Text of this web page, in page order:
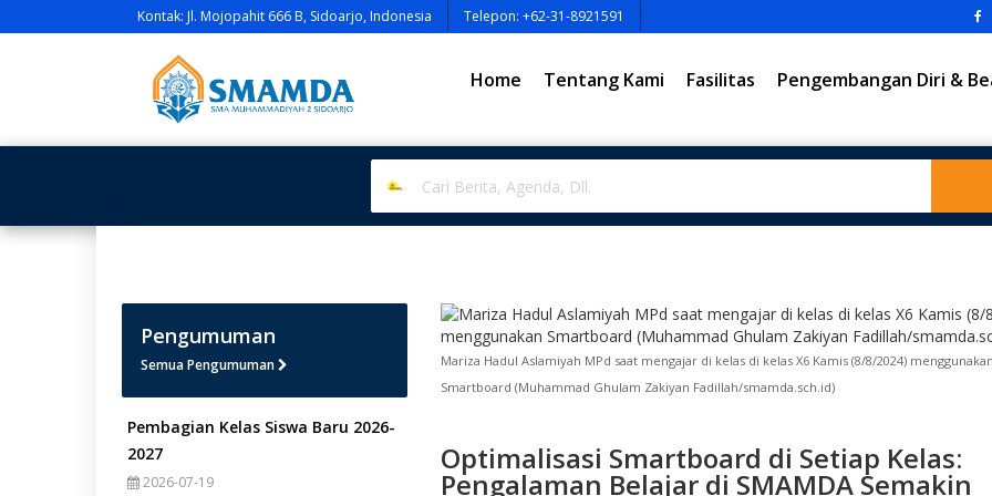
Kontak: Jl. Mojopahit 666 B, Sidoarjo, Indonesia Telepon: +62-31-8921591
Home Tentang Kami Fasilitas Pengembangan Diri &
Pengumuman
Semua Pengumuman
Pembagian Kelas Siswa Baru 2026-
2027
2026-07-19
Mariza Hadul Aslamiyah MPd saat mengajar di kelas di kelas X6 Kamis (8/8/2024) menggunakan
Smartboard (Muhammad Ghulam Zakiyan Fadillah/smamda.sch.id)
Optimalisasi Smartboard di Setiap Kelas:
Pengalaman Belajar di SMAMDA Semakin